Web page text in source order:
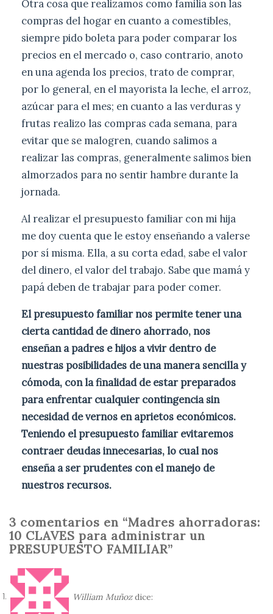
Otra cosa que realizamos como familia son las
compras del hogar en cuanto a comestibles,
siempre pido boleta para poder comparar los
precios en el mercado o, caso contrario, anoto
en una agenda los precios, trato de comprar,
por lo general, en el mayorista la leche, el arroz,
azúcar para el mes; en cuanto a las verduras y
frutas realizo las compras cada semana, para
evitar que se malogren, cuando salimos a
realizar las compras, generalmente salimos bien
almorzados para no sentir hambre durante la
jornada.
Al realizar el presupuesto familiar con mi hija
me doy cuenta que le estoy enseñando a valerse
por sí misma. Ella, a su corta edad, sabe el valor
del dinero, el valor del trabajo. Sabe que mamá y
papá deben de trabajar para poder comer.
El presupuesto familiar nos permite tener una
cierta cantidad de dinero ahorrado, nos
enseñan a padres e hijos a vivir dentro de
nuestras posibilidades de una manera sencilla y
cómoda, con la finalidad de estar preparados
para enfrentar cualquier contingencia sin
necesidad de vernos en aprietos económicos.
Teniendo el presupuesto familiar evitaremos
contraer deudas innecesarias, lo cual nos
enseña a ser prudentes con el manejo de
nuestros recursos.
3 comentarios en “Madres ahorradoras:
10 CLAVES para administrar un
PRESUPUESTO FAMILIAR”
William Muñoz dice: